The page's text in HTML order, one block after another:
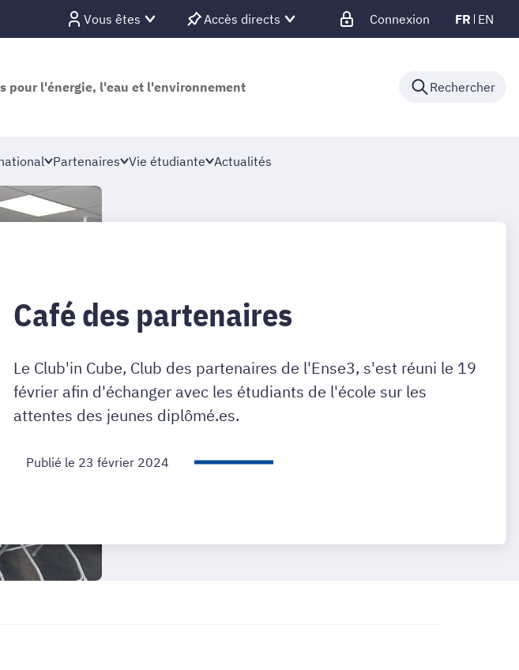
Vous êtes Accès directs Connexion FR EN
pour l'énergie, l'eau et l'environnement Rechercher
Partenaires Vie étudiante Actualités
Café des partenaires
Le Club'in Cube, Club des partenaires de l'Ense3, s'est réuni le 19
février afin d'échanger avec les étudiants de l'école sur les
attentes des jeunes diplômé.es.
Publié le 23 février 2024